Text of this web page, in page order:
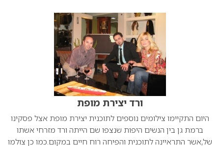
ורד יצירת מופת
היום התקיימו צילומים נוספים לתוכנית יצירת מופת אצל פסקינו
ברמת גן בין הנשים היפות שנצפו שם הייתה ורד מזרחי אשתו
של,אשר התראיינה לתוכנית והפיחה רוח חיים במקום.כמו כן צולמו